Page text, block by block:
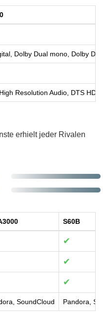
Dolby Dual mono, Dolby
Resolution Audio, DTS HD
erhielt jeder Rivalen
S60B
✔
✔
✔
SoundCloud Pandora,